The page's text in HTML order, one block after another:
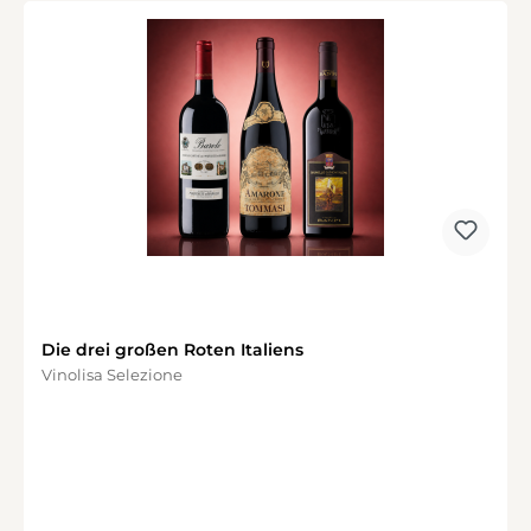
Die drei großen Roten Italiens
Vinolisa Selezione